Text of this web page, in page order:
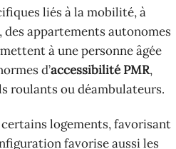
liés à la mobilité, à
des appartements autonomes
à une personne âgée
d’accessibilité PMR,
roulants ou déambulateurs.
certains logements, favorisant
favorise aussi les